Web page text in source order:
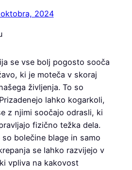
2024
se vse bolj pogosto sooča
ki je moteča v skoraj
življenja. To so
lahko kogarkoli,
z njimi soočajo odrasli, ki
fizično težka dela.
bolečine blage in samo
se lahko razvijejo v
vpliva na kakovost